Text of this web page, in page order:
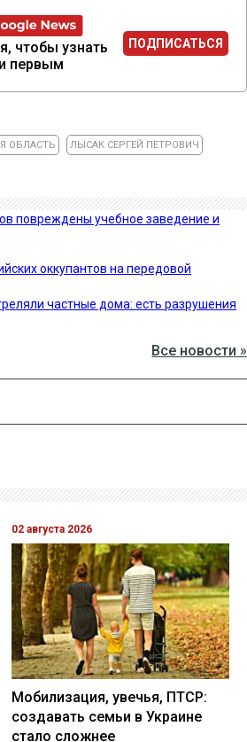
чтобы узнать
первым
ПОДПИСАТЬСЯ
ОБЛАСТЬ ЛЫСАК СЕРГЕЙ ПЕТРОВИЧ
повреждены учебное заведение и
оккупантов на передовой
частные дома: есть разрушения
Все новости »
02 августа 2026
Мобилизация, увечья, ПТСР:
создавать семьи в Украине
стало сложнее